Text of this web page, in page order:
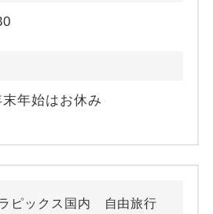
年始はお休み
ピックス国内 自由旅行